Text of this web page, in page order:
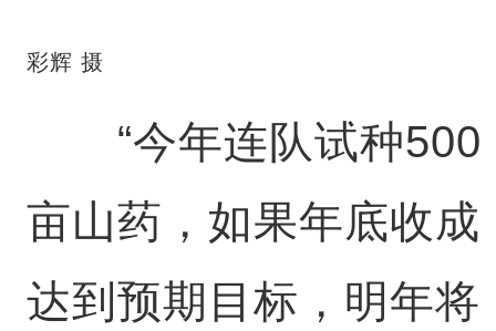
彩辉 摄
“今年连队试种500
亩山药，如果年底收成
达到预期目标，明年将